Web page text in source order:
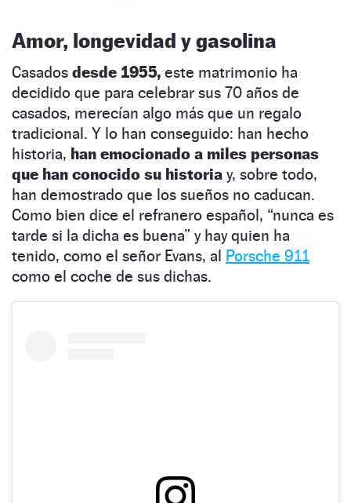
Amor, longevidad y gasolina
Casados desde 1955, este matrimonio ha
decidido que para celebrar sus 70 años de
casados, merecían algo más que un regalo
tradicional. Y lo han conseguido: han hecho
historia, han emocionado a miles personas
que han conocido su historia y, sobre todo,
han demostrado que los sueños no caducan.
Como bien dice el refranero español, “nunca es
tarde si la dicha es buena” y hay quien ha
tenido, como el señor Evans, al Porsche 911
como el coche de sus dichas.